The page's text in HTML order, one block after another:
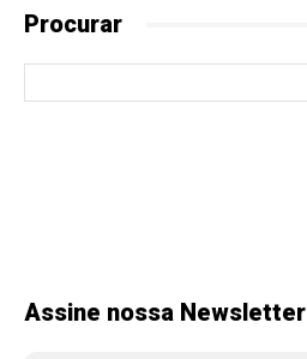
Procurar
Assine nossa Newsletter